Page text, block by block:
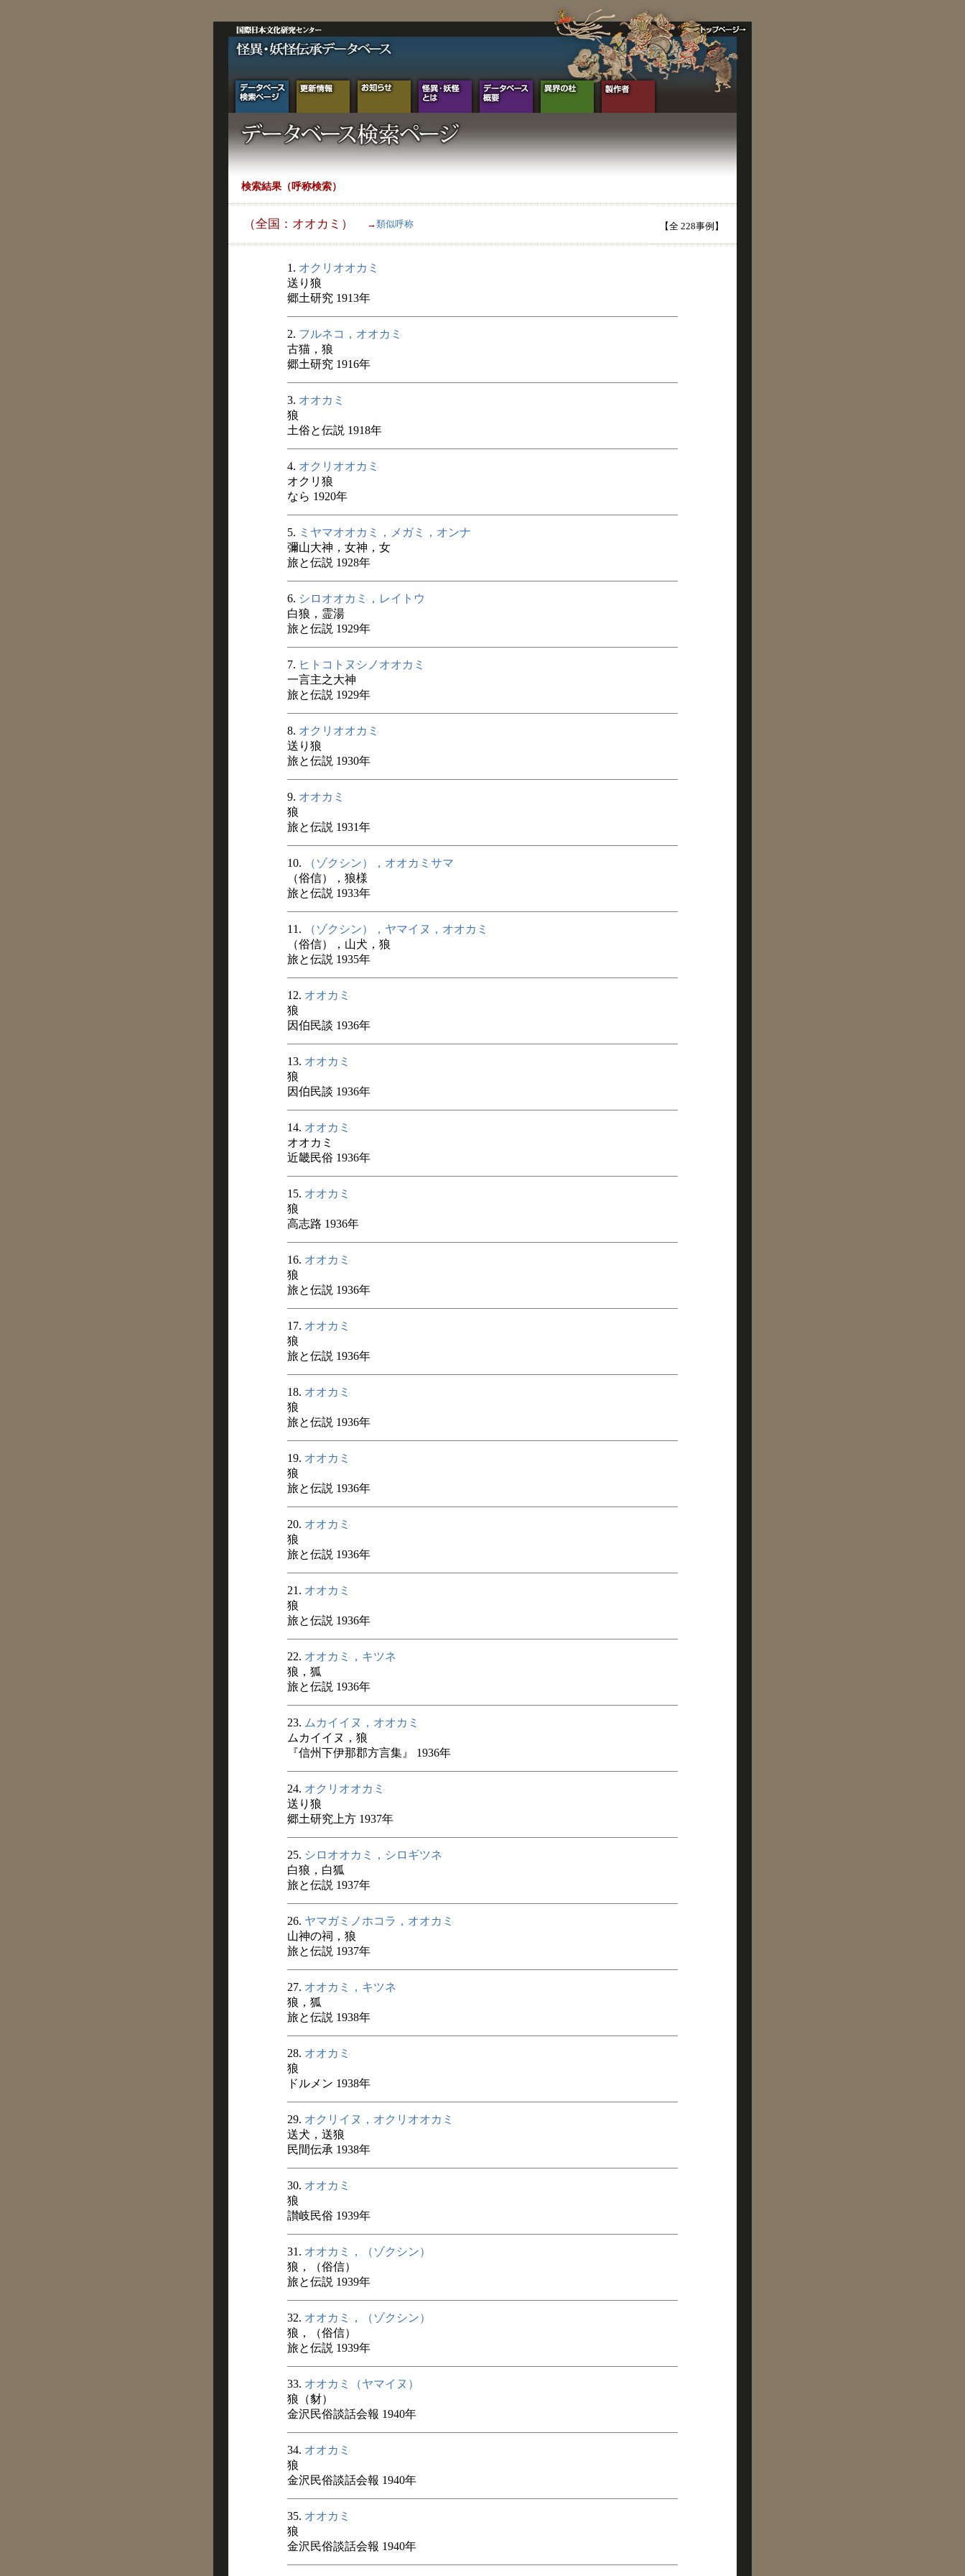
検索結果（呼称検索）
（全国：オオカミ） →類似呼称 【全 228事例】
1. オクリオオカミ
送り狼
郷土研究 1913年
2. フルネコ，オオカミ
古猫，狼
郷土研究 1916年
3. オオカミ
狼
土俗と伝説 1918年
4. オクリオオカミ
オクリ狼
なら 1920年
5. ミヤマオオカミ，メガミ，オンナ
彌山大神，女神，女
旅と伝説 1928年
6. シロオオカミ，レイトウ
白狼，霊湯
旅と伝説 1929年
7. ヒトコトヌシノオオカミ
一言主之大神
旅と伝説 1929年
8. オクリオオカミ
送り狼
旅と伝説 1930年
9. オオカミ
狼
旅と伝説 1931年
10.
（ゾクシン），オオカミサマ
（俗信），狼様
旅と伝説 1933年
11.
（ゾクシン），ヤマイヌ，オオカミ
（俗信），山犬，狼
旅と伝説 1935年
12. オオカミ
狼
因伯民談 1936年
13. オオカミ
狼
因伯民談 1936年
14. オオカミ
オオカミ
近畿民俗 1936年
15. オオカミ
狼
高志路 1936年
16. オオカミ
狼
旅と伝説 1936年
17. オオカミ
狼
旅と伝説 1936年
18. オオカミ
狼
旅と伝説 1936年
19. オオカミ
狼
旅と伝説 1936年
20. オオカミ
狼
旅と伝説 1936年
21. オオカミ
狼
旅と伝説 1936年
22. オオカミ，キツネ
狼，狐
旅と伝説 1936年
23. ムカイイヌ，オオカミ
ムカイイヌ，狼
『信州下伊那郡方言集』 1936年
24. オクリオオカミ
送り狼
郷土研究上方 1937年
25. シロオオカミ，シロギツネ
白狼，白狐
旅と伝説 1937年
26. ヤマガミノホコラ，オオカミ
山神の祠，狼
旅と伝説 1937年
27. オオカミ，キツネ
狼，狐
旅と伝説 1938年
28. オオカミ
狼
ドルメン 1938年
29. オクリイヌ，オクリオオカミ
送犬，送狼
民間伝承 1938年
30. オオカミ
狼
讃岐民俗 1939年
31. オオカミ，（ゾクシン）
狼，（俗信）
旅と伝説 1939年
32. オオカミ，（ゾクシン）
狼，（俗信）
旅と伝説 1939年
33. オオカミ（ヤマイヌ）
狼（豺）
金沢民俗談話会報 1940年
34. オオカミ
狼
金沢民俗談話会報 1940年
35. オオカミ
狼
金沢民俗談話会報 1940年